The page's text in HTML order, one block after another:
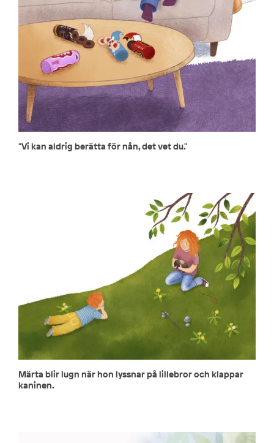
"Vi kan aldrig berätta för nån, det vet du."
Märta blir lugn när hon lyssnar på lillebror och klappar
kaninen.